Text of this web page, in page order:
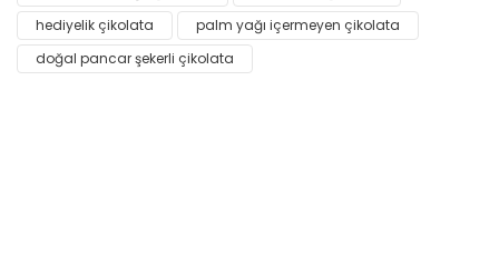
hediyelik çikolata
palm yağı içermeyen çikolata
doğal pancar şekerli çikolata